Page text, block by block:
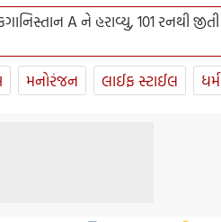
A ને હરાવ્યુ, 101 રનથી જીતી
મનોરંજન લાઈફ સ્ટાઈલ ધર્મ